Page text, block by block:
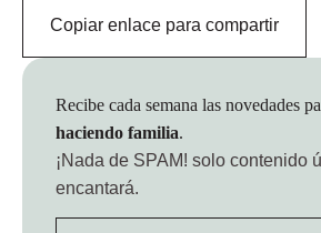
Copiar enlace para compartir
Recibe cada semana las novedades
haciendo familia.
¡Nada de SPAM! solo contenido
encantará.